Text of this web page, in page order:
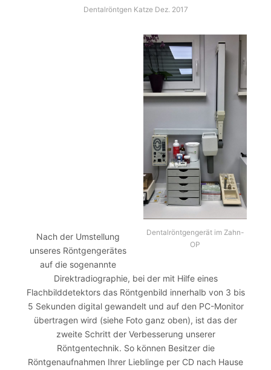
Dentalröntgen Katze Dez. 2017
Dentalröntgengerät im Zahn-
OP
Nach der Umstellung
unseres Röntgengerätes
auf die sogenannte
Direktradiographie, bei der mit Hilfe eines
Flachbilddetektors das Röntgenbild innerhalb von 3 bis
5 Sekunden digital gewandelt und auf den PC-Monitor
übertragen wird (siehe Foto ganz oben), ist das der
zweite Schritt der Verbesserung unserer
Röntgentechnik. So können Besitzer die
Röntgenaufnahmen Ihrer Lieblinge per CD nach Hause